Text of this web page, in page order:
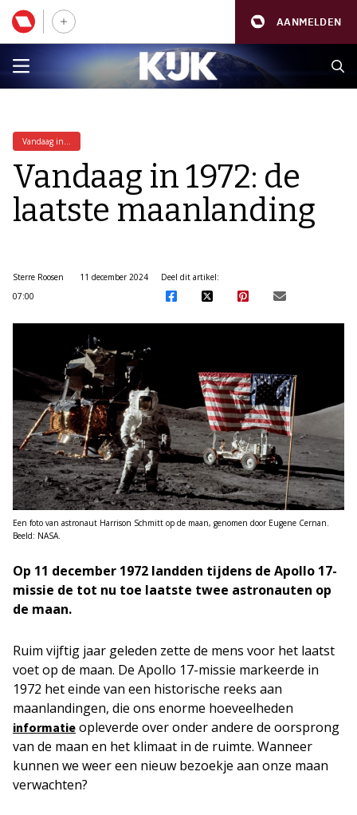
AANMELDEN
Vandaag in...
Vandaag in 1972: de
laatste maanlanding
Sterre Roosen
11 december 2024
07:00
Deel dit artikel:
Een foto van astronaut Harrison Schmitt op de maan, genomen door Eugene Cernan.
Beeld: NASA.
Op 11 december 1972 landden tijdens de Apollo 17-
missie de tot nu toe laatste twee astronauten op
de maan.
Ruim vijftig jaar geleden zette de mens voor het laatst
voet op de maan. De Apollo 17-missie markeerde in
1972 het einde van een historische reeks aan
maanlandingen, die ons enorme hoeveelheden
informatie opleverde over onder andere de oorsprong
van de maan en het klimaat in de ruimte. Wanneer
kunnen we weer een nieuw bezoekje aan onze maan
verwachten?